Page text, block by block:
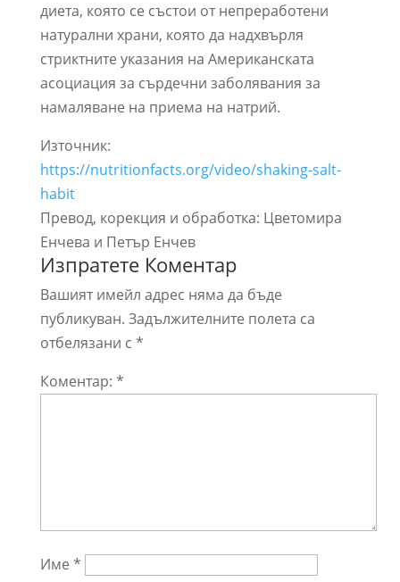
диета, която се състои от непреработени
натурални храни, която да надхвърля
стриктните указания на Американската
асоциация за сърдечни заболявания за
намаляване на приема на натрий.
Източник:
https://nutritionfacts.org/video/shaking-salt-
habit
Превод, корекция и обработка: Цветомира
Енчева и Петър Енчев
Изпратете Коментар
Вашият имейл адрес няма да бъде
публикуван. Задължителните полета са
отбелязани с *
Коментар: *
Име *